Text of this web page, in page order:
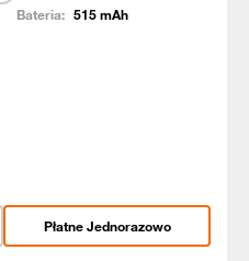
Bateria: 515mAh
Płatne Jednorazowo